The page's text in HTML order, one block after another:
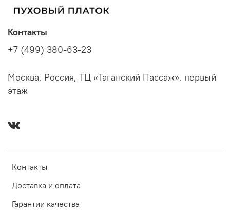
Контакты
Доставка и оплата
Гарантии качества
Контакты
+7 (499) 380-63-23
Москва, Россия, ТЦ «Таганский Пассаж», первый
этаж